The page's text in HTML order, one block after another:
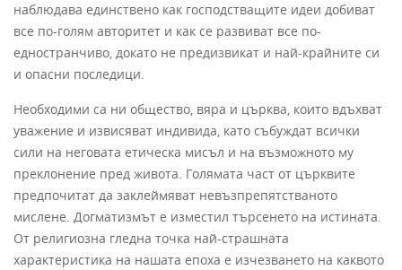
наблюдава единствено как господстващите идеи добиват
все по-голям авторитет и как се развиват все по-
едностранчиво, докато не предизвикат и най-крайните си
и опасни последици.
Необходими са ни общество, вяра и църква, които вдъхват
уважение и извисяват индивида, като събуждат всички
сили на неговата етическа мисъл и на възможното му
преклонение пред живота. Голямата част от църквите
предпочитат да заклеймяват невъзпрепятстваното
мислене. Догматизмът е изместил търсенето на истината.
От религиозна гледна точка най-страшната
характеристика на нашата епоха е изчезването на каквото